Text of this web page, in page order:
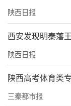
陕西日报
西安发现明秦藩
陕西日报
陕西高考体育类
三秦都市报